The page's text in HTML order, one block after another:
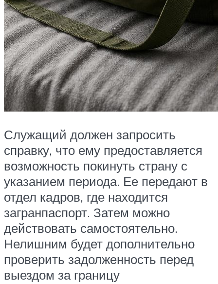
Служащий должен запросить
справку, что ему предоставляется
возможность покинуть страну с
указанием периода. Ее передают в
отдел кадров, где находится
загранпаспорт. Затем можно
действовать самостоятельно.
Нелишним будет дополнительно
проверить задолженность перед
выездом за границу